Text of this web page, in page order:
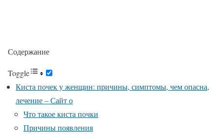
Содержание
Toggle
Киста почек у женщин: причины, симптомы, чем опасна,
лечение – Сайт о
Что такое киста почки
Причины появления